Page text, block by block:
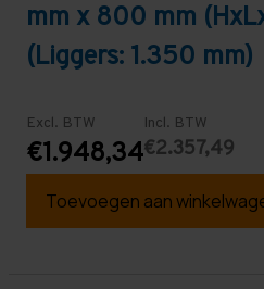
mm x 800 mm
(Liggers: 1.350 mm)
Excl. BTW
€1.948,34
Incl. BTW
€2.357,49
Toevoegen aan